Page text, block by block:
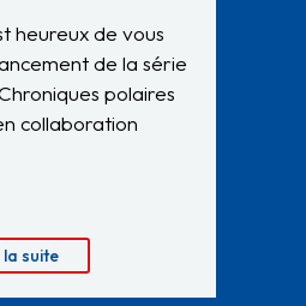
heureux de vous
de la série
polaires
collaboration
la suite